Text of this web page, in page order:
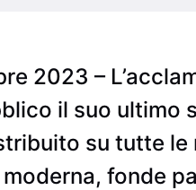
2023 –
il suo ultimo
su tutte
fonde